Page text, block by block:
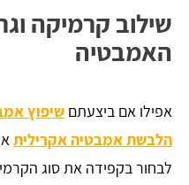
שילוב קרמיקה
האמבטיה
אפילו אם ביצעתם שיפוץ
הלבשת אמבטיה אקרילית
לבחור בקפידה את סוג